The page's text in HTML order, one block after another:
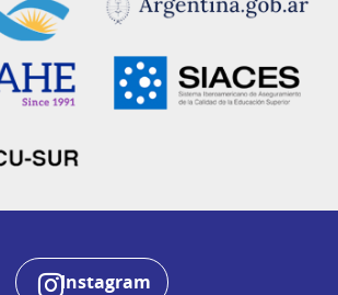
Instagram